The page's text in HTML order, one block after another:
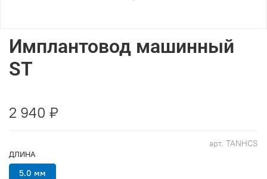
арт. TANHCS
Имплантовод машинный
ST
2 940 ₽
ДЛИНА
5.0 мм